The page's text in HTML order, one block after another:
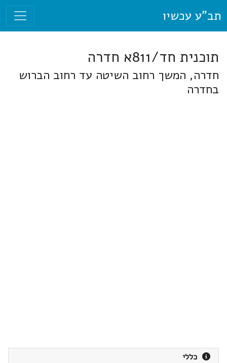
תב"ע עכשיו
תוכנית חד/811א חדרה
חדרה, המשך רחוב השיטה עד רחוב הברוש
בחדרה
כללי